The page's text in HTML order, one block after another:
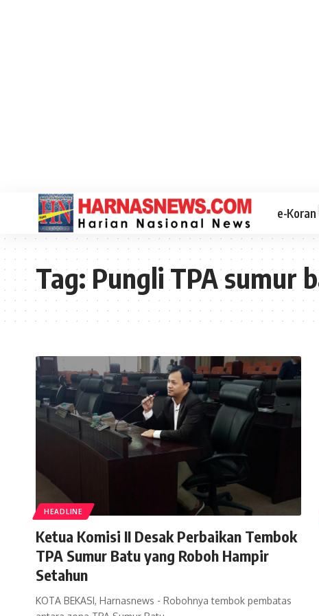
e-Koran
Tag:Pungli TPA sumur
HEADLINE
Ketua Komisi II Desak Perbaikan Tembok
TPA Sumur Batu yang Roboh Hampir
Setahun
KOTA BEKASI, Harnasnews - Robohnya tembok pembatas